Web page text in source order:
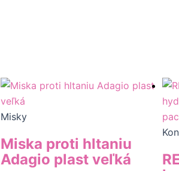
Misky
Miska proti hltaniu
Adagio plast veľká